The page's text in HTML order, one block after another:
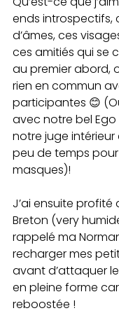
ends introspectifs,
d’âmes, ces
ces amitiés qui se
au premier abord,
rien en commun
participantes 😊
avec notre bel
notre juge intérieur
peu de temps
masques)!
J’ai ensuite profité
Breton (very
rappelé ma
recharger mes
avant d’attaquer
en pleine forme
reboostée !